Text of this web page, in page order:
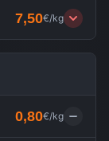
7,50€/kg
0,80€/kg